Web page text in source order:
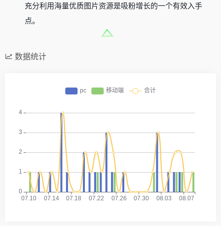
充分利用海量优质图片资源是吸粉增长的一个有效入手
点。
数据统计